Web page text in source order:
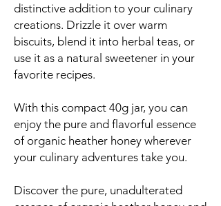
distinctive addition to your culinary
creations. Drizzle it over warm
biscuits, blend it into herbal teas, or
use it as a natural sweetener in your
favorite recipes.
With this compact 40g jar, you can
enjoy the pure and flavorful essence
of organic heather honey wherever
your culinary adventures take you.
Discover the pure, unadulterated